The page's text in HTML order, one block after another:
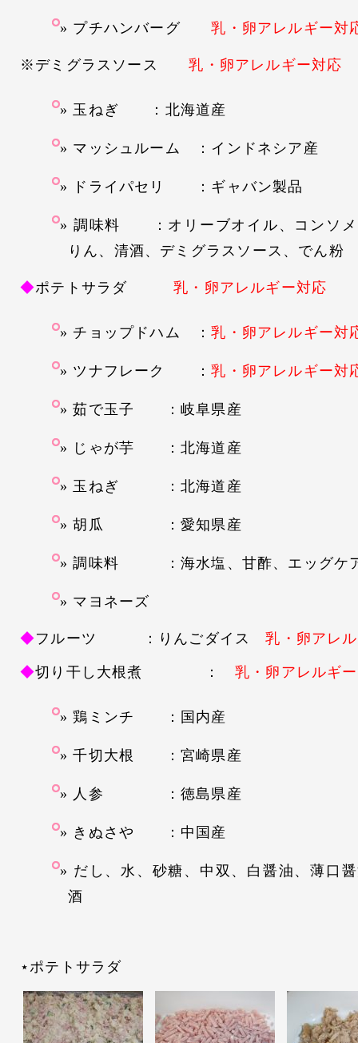
プチハンバーグ乳・卵アレルギー対
※デミグラスソース 乳・卵アレルギー対応
玉ねぎ ：北海道産
マッシュルーム ：インドネシア産
ドライパセリ ：ギャバン製品
調味料 ：オリーブオイル、コンソメ
りん、清酒、デミグラスソース、でん粉
◆ポテトサラダ乳・卵アレルギー対応
チョップドハム ：乳・卵アレルギー対
ツナフレーク ：乳・卵アレルギー対
茹で玉子 ：岐阜県産
じゃが芋 ：北海道産
玉ねぎ ：北海道産
胡瓜 ：愛知県産
調味料 ：海水塩、甘酢、エッグケ
マヨネーズ
◆フルーツ ：りんごダイス 乳・卵アレ
◆切り干し大根煮 ： 乳・卵アレルギ
鶏ミンチ ：国内産
千切大根 ：宮崎県産
人参 ：徳島県産
きぬさや ：中国産
だし、水、砂糖、中双、白醤油、薄口
酒
⋆ポテトサラダ